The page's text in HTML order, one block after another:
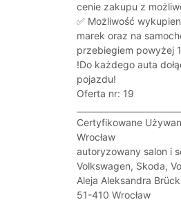
cenie zakupu z
✅ Możliwość
marek oraz na
przebiegiem powyżej
!Do każdego auta
pojazdu!
Oferta nr: 19
Certyfikowane
Wrocław
autoryzowany salon i
Volkswagen, Skoda,
Aleja Aleksandra
51-410 Wrocław